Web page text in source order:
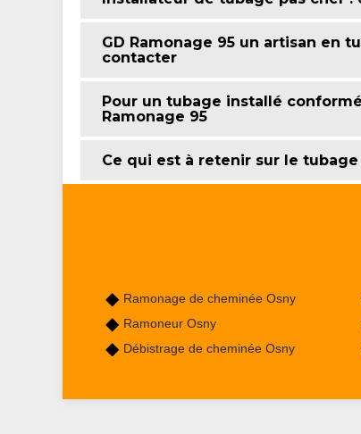
GD Ramonage 95 un artisan en
contacter
Pour un tubage installé
Ramonage 95
Ce qui est à retenir sur le
Ramonage de cheminée Osny
Ramoneur Osny
Débistrage de cheminée Osny